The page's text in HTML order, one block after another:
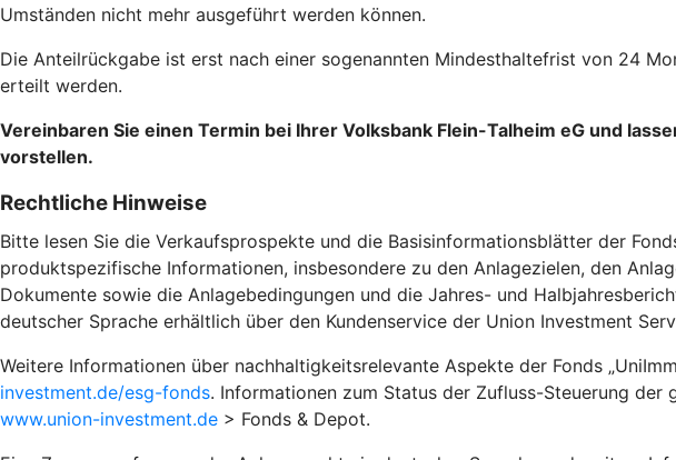
Umständen nicht mehr ausgeführt werden können.
Die Anteilrückgabe ist erst nach einer sogenannten Mindesthaltefrist von 24
erteilt werden.
Vereinbaren Sie einen Termin bei Ihrer Volksbank Flein-Talheim eG und
vorstellen.
Rechtliche Hinweise
Bitte lesen Sie die Verkaufsprospekte und die Basisinformationsblätter der
produktspezifische Informationen, insbesondere zu den Anlagezielen, den
Dokumente sowie die Anlagebedingungen und die Jahres- und
deutscher Sprache erhältlich über den Kundenservice der Union Investment
Weitere Informationen über nachhaltigkeitsrelevante Aspekte der Fonds
investment.de/esg-fonds. Informationen zum Status der Zufluss-Steuerung der
www.union-investment.de > Fonds & Depot.